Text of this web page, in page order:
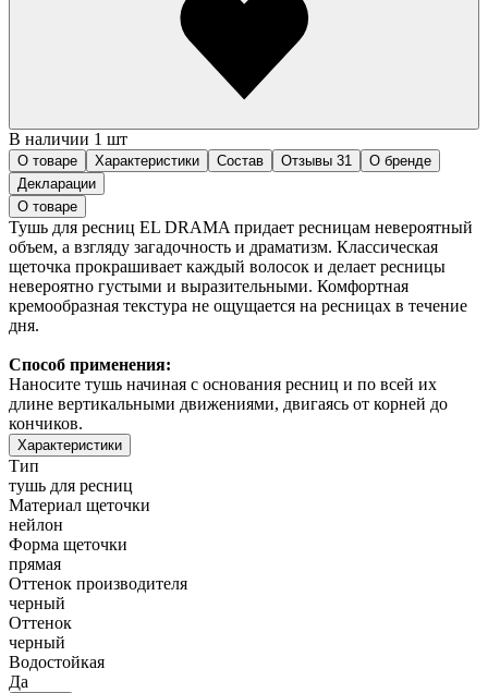
В наличии 1 шт
О товаре Характеристики Состав Отзывы 31
О бренде
Декларации
О товаре
Тушь для ресниц EL DRAMA придает ресницам невероятный
объем, а взгляду загадочность и драматизм. Классическая
щеточка прокрашивает каждый волосок и делает ресницы
невероятно густыми и выразительными. Комфортная
кремообразная текстура не ощущается на ресницах в течение
дня.
Способ применения:
Наносите тушь начиная с основания ресниц и по всей их
длине вертикальными движениями, двигаясь от корней до
кончиков.
Характеристики
Тип
тушь для ресниц
Материал щеточки
нейлон
Форма щеточки
прямая
Оттенок производителя
черный
Оттенок
черный
Водостойкая
Да